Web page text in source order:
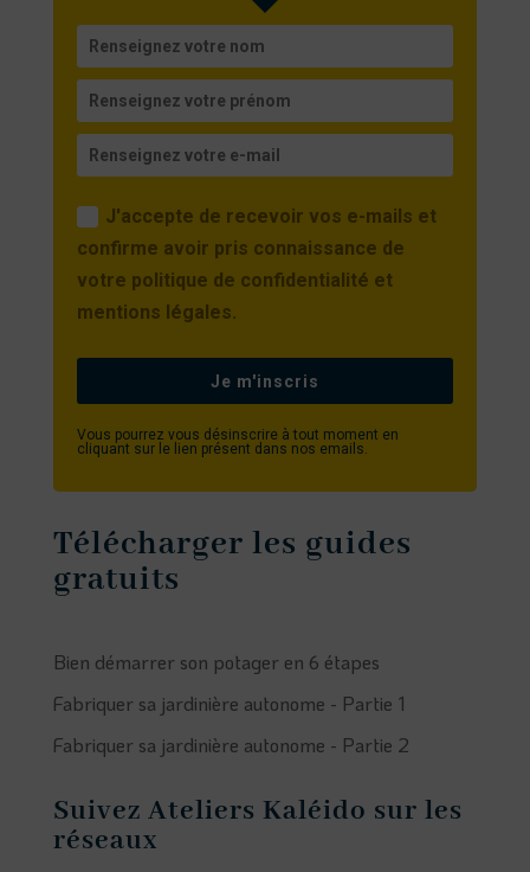
J'accepte de recevoir vos e-mails et
confirme avoir pris connaissance de
votre politique de confidentialité et
mentions légales.
Je m'inscris
Vous pourrez vous désinscrire à tout moment en
cliquant sur le lien présent dans nos emails.
Télécharger les guides
gratuits
Bien démarrer son potager en 6 étapes
Fabriquer sa jardinière autonome - Partie 1
Fabriquer sa jardinière autonome - Partie 2
Suivez Ateliers Kaléido sur les
réseaux